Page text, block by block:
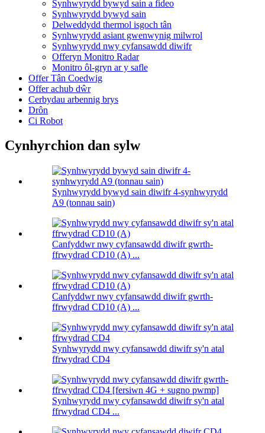
Synhwyrydd bywyd sain a fideo
Synhwyrydd bywyd sain
Delweddydd thermol isgoch tân
Synhwyrydd asiant gwenwynig milwrol
Synhwyrydd nwy cyfansawdd diwifr
Offeryn Monitro Radar
Monitro ôl-gryn ar y safle
Offer Tân Coedwig
Offer achub dŵr
Cerbydau arbennig brys
Drôn
Ci Robot
Cynhyrchion dan sylw
Synhwyrydd bywyd sain diwifr 4-synhwyrydd
A9 (tonnau sain)
Canfyddwr nwy cyfansawdd diwifr gwrth-
ffrwydrad CD10 (A) ...
Canfyddwr nwy cyfansawdd diwifr gwrth-
ffrwydrad CD10 (A) ...
Synhwyrydd nwy cyfansawdd diwifr sy'n atal
ffrwydrad CD4
Synhwyrydd nwy cyfansawdd diwifr sy'n atal
ffrwydrad CD4 ...